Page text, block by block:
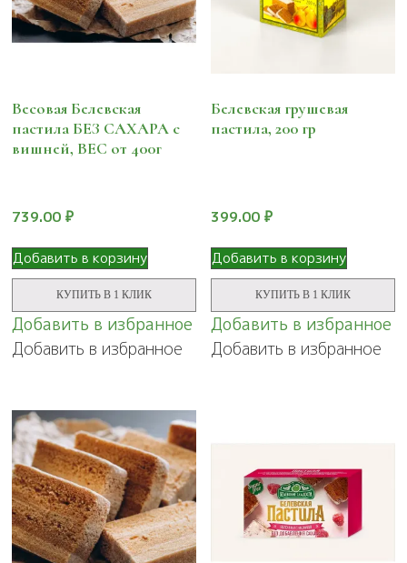
Весовая Белевская
пастила БЕЗ САХАРА с
вишней, ВЕС от 400г
739.00 ₽
Добавить в корзину
КУПИТЬ В 1 КЛИК
Добавить в избранное
Добавить в избранное
Белевская грушевая
пастила, 200 гр
399.00₽
Добавить в корзину
КУПИТЬ В 1 КЛИК
Добавить в избранное
Добавить в избранное